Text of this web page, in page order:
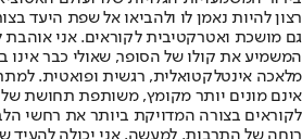
רצון להיות נאמן לו ולהביאו אל שפת היעד
גם מושכת ואטרקטיבית לקוראים. אני
המשמיע את קולו של הסופר, שאולי כבר אינו
מלאכה אינטלקטואלית, רגשית ופואטית.
אינם מונים יותר מקומץ, משותפת תחושת
לקוראים בצורה המדויקת ביותר את רחשי